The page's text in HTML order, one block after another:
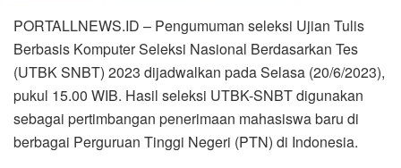
PORTALLNEWS.ID – Pengumuman seleksi Ujian Tulis
Berbasis Komputer Seleksi Nasional Berdasarkan Tes
(UTBK SNBT) 2023 dijadwalkan pada Selasa (20/6/2023),
pukul 15.00 WIB. Hasil seleksi UTBK-SNBT digunakan
sebagai pertimbangan penerimaan mahasiswa baru di
berbagai Perguruan Tinggi Negeri (PTN) di Indonesia.